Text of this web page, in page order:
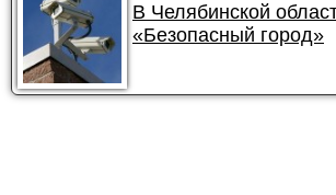
В Челябинской
«Безопасный город»